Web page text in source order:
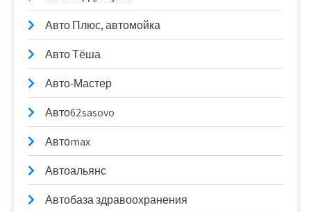
Авто Плюс, автомойка
Авто Тёша
Авто-Мастер
Авто62sasovo
Автоmax
Автоальянс
Автобаза здравоохранения